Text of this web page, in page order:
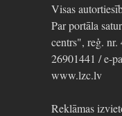
Visas
Par portāla
centrs", reģ.
26901441 / e-
www.lzc.lv
Reklāmas